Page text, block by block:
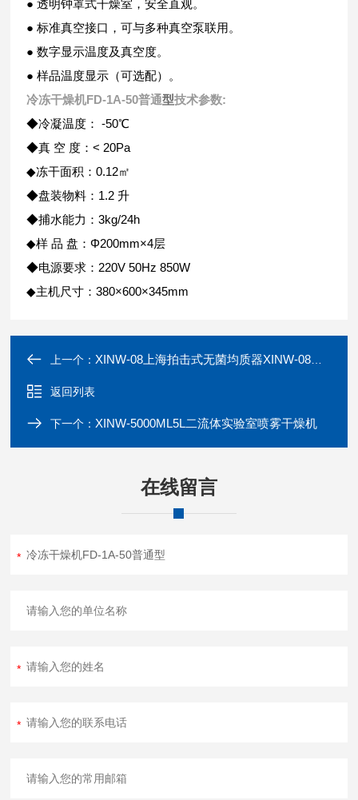
● 透明钟罩式干燥室，安全直观。
● 标准真空接口，可与多种真空泵联用。
● 数字显示温度及真空度。
● 样品温度显示（可选配）。
冷冻干燥机FD-1A-50普通型技术参数:
◆冷凝温度： -50℃
◆真 空 度：< 20Pa
◆冻干面积：0.12㎡
◆盘装物料：1.2 升
◆捕水能力：3kg/24h
◆样 品 盘：Φ200mm×4层
◆电源要求：220V 50Hz 850W
◆主机尺寸：380×600×345mm
上一个：XINW-08上海拍击式无菌均质器XINW-08参数
返回列表
下一个：XINW-5000ML5L二流体实验室喷雾干燥机
在线留言